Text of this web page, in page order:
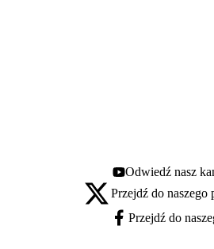
Youtube - otwiera się w
Odwiedź nasz
X - otwiera się w nowej karcie
Przejdź do
Facebook - otwiera się w
Przejdź do